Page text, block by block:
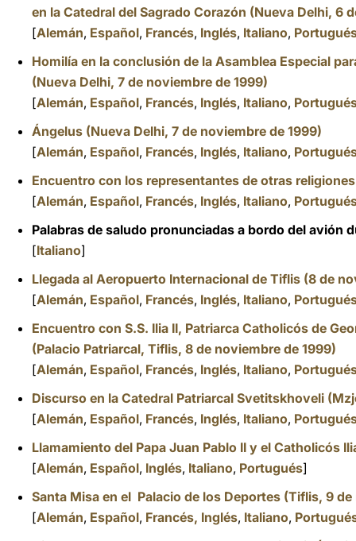
en la Catedral del Sagrado Corazón (Nueva Delhi, 6
[Alemán, Español, Francés, Inglés, Italiano,
Homilía en la conclusión de la Asamblea Especial
(Nueva Delhi, 7 de noviembre de 1999)
[Alemán, Español, Francés, Inglés, Italiano,
Ángelus (Nueva Delhi, 7 de noviembre de 1999)
[Alemán, Español, Francés, Inglés, Italiano,
Encuentro con los representantes de otras
[Alemán, Español, Francés, Inglés, Italiano,
Palabras de saludo pronunciadas a bordo del avión
[Italiano]
Llegada al Aeropuerto Internacional de Tiflis (8 de
[Alemán, Español, Francés, Inglés, Italiano,
Encuentro con S.S. Ilia II, Patriarca Catholicós de
(Palacio Patriarcal, Tiflis, 8 de noviembre de 1999)
[Alemán, Español, Francés, Inglés, Italiano,
Discurso en la Catedral Patriarcal Svetitskhoveli
[Alemán, Español, Francés, Inglés, Italiano,
Llamamiento del Papa Juan Pablo II y el Catholicós
[Alemán, Español, Inglés, Italiano, Portugués]
Santa Misa en el Palacio de los Deportes (Tiflis, 9
[Alemán, Español, Francés, Inglés, Italiano,